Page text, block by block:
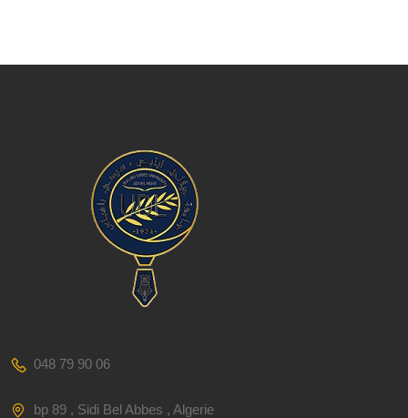
048 79 90 06
bp 89 , Sidi Bel Abbes , Algerie